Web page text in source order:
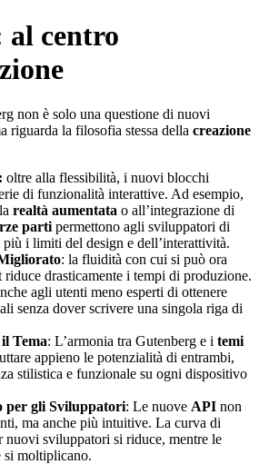
al centro
non è solo una questione di nuovi
riguarda la filosofia stessa della creazione
oltre alla flessibilità, i nuovi blocchi
di funzionalità interattive. Ad esempio,
realtà aumentata o all’integrazione di
parti permettono agli sviluppatori di
più i limiti del design e dell’interattività.
: la fluidità con cui si può ora
drasticamente i tempi di produzione.
agli utenti meno esperti di ottenere
senza dover scrivere una singola riga di
Tema: L’armonia tra Gutenberg e i temi
appieno le potenzialità di entrambi,
stilistica e funzionale su ogni dispositivo
per gli Sviluppatori: Le nuove API non
ma anche più intuitive. La curva di
nuovi sviluppatori si riduce, mentre le
si moltiplicano.